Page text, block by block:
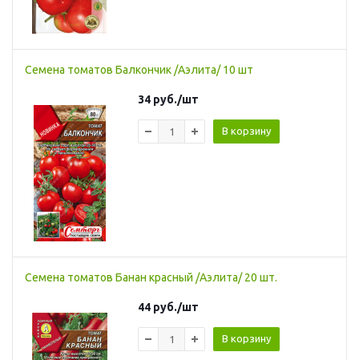
Семена томатов Балкончик /Аэлита/ 10 шт
34 руб./шт
В корзину
Семена томатов Банан красный /Аэлита/ 20 шт.
44 руб./шт
В корзину